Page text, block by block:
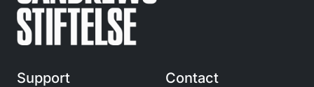
Support Contact